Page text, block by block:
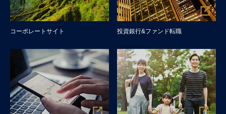
コーポレートサイト 投資銀行&ファンド転職